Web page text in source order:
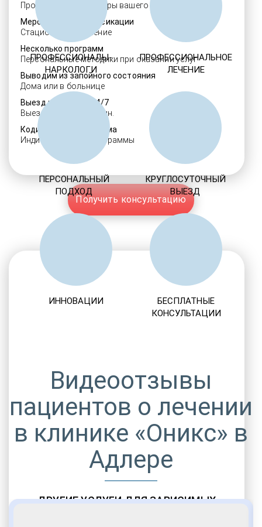
Проверенные ребцентры вашего региона
Мероприятия детоксикации
Стационарное лечение
Несколько программ
Персональные методики при оказании услуг
Выводим из запойного состояния
Дома или в больнице
Выезд нарколога 24/7
Выезд в течение 30 мин.
Кодировка алкоголизма
Индивидуальные программы
Получить консультацию
ДРУГИЕ УСЛУГИ ДЛЯ ЗАВИСИМЫХ
ПРОФЕССИОНАЛЫ-
НАРКОЛОГИ
ПРОФЕССИОНАЛЬНОЕ
ЛЕЧЕНИЕ
ПЕРСОНАЛЬНЫЙ
ПОДХОД
КРУГЛОСУТОЧНЫЙ
ВЫЕЗД
ИННОВАЦИИ
БЕСПЛАТНЫЕ
КОНСУЛЬТАЦИИ
Видеоотзывы
пациентов о лечении
в клинике «Оникс» в
Адлере